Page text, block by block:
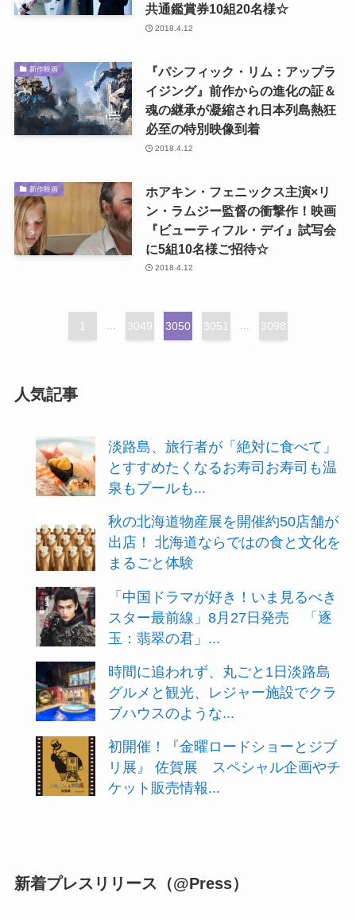
共通鑑賞券10組20名様☆
2018.4.12
新作映画
『パシフィック・リム：アップラ
イジング』前作からの進化の証＆
魂の継承が凝縮され日本列島熱狂
必至の特別映像到着
2018.4.12
新作映画
ホアキン・フェニックス主演×リ
ン・ラムジー監督の衝撃作！映画
『ビューティフル・デイ』試写会
に5組10名様ご招待☆
2018.4.12
1 ... 3049 3050 3051 ... 3098
人気記事
淡路島、旅行者が「絶対に食べて」
とすすめたくなるお寿司お寿司も温
泉もプールも...
秋の北海道物産展を開催約50店舗が
出店！ 北海道ならではの食と文化を
まるごと体験
「中国ドラマが好き！いま見るべき
スター最前線」8月27日発売 「逐
玉：翡翠の君」...
時間に追われず、丸ごと1日淡路島
グルメと観光、レジャー施設でクラ
ブハウスのような...
初開催！『金曜ロードショーとジブ
リ展』 佐賀展 スペシャル企画やチ
ケット販売情報...
新着プレスリリース（@Press）